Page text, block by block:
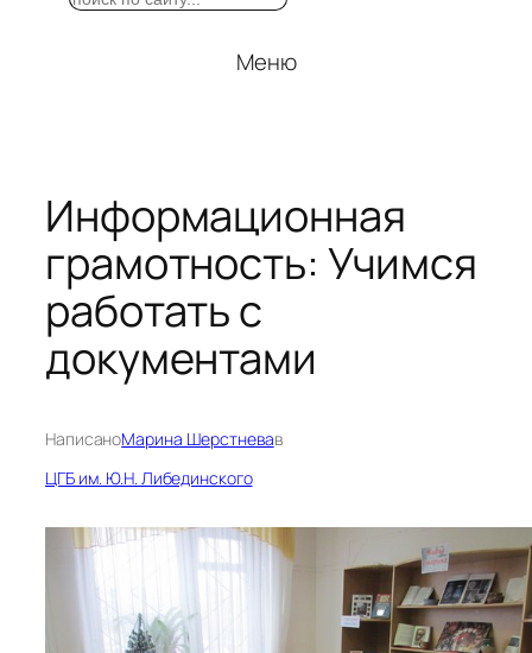
Меню
Информационная
грамотность: Учимся
работать с
документами
НаписаноМарина Шерстневав
ЦГБ им. Ю.Н. Либединского